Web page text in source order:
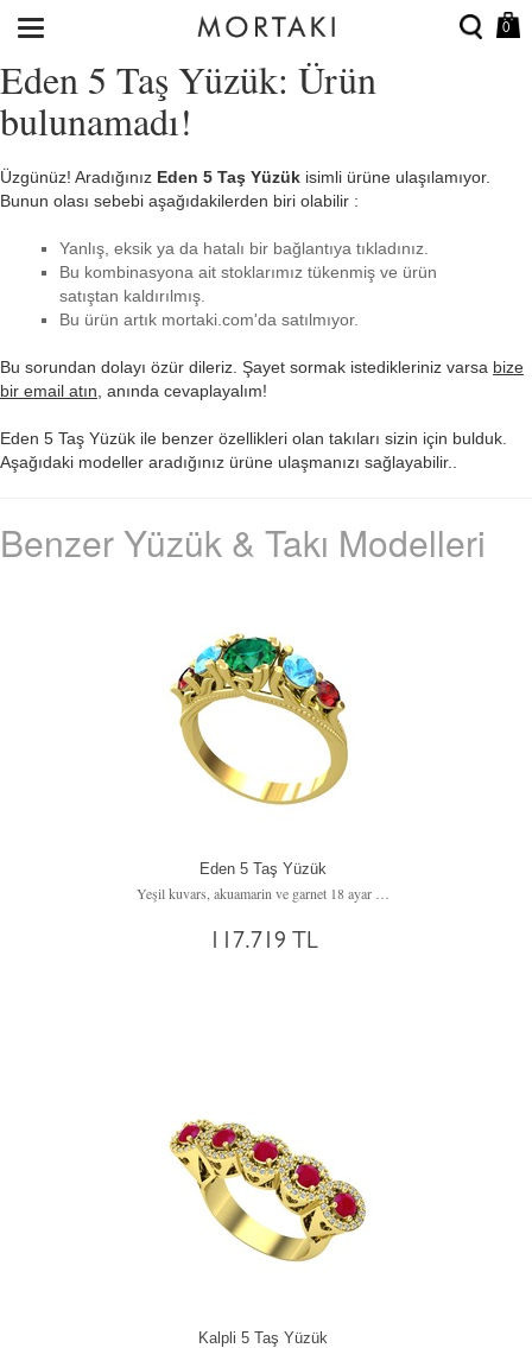
0
Eden 5 Taş Yüzük: Ürün
bulunamadı!
Üzgünüz! Aradığınız Eden 5 Taş Yüzük isimli ürüne ulaşılamıyor.
Bunun olası sebebi aşağıdakilerden biri olabilir :
Yanlış, eksik ya da hatalı bir bağlantıya tıkladınız.
Bu kombinasyona ait stoklarımız tükenmiş ve ürün
satıştan kaldırılmış.
Bu ürün artık mortaki.com'da satılmıyor.
Bu sorundan dolayı özür dileriz. Şayet sormak istedikleriniz varsa bize
bir email atın , anında cevaplayalım!
Eden 5 Taş Yüzük ile benzer özellikleri olan takıları sizin için bulduk.
Aşağıdaki modeller aradığınız ürüne ulaşmanızı sağlayabilir..
Benzer Yüzük & Takı Modelleri
Eden 5 Taş Yüzük
117.719 TL
Kalpli 5 Taş Yüzük